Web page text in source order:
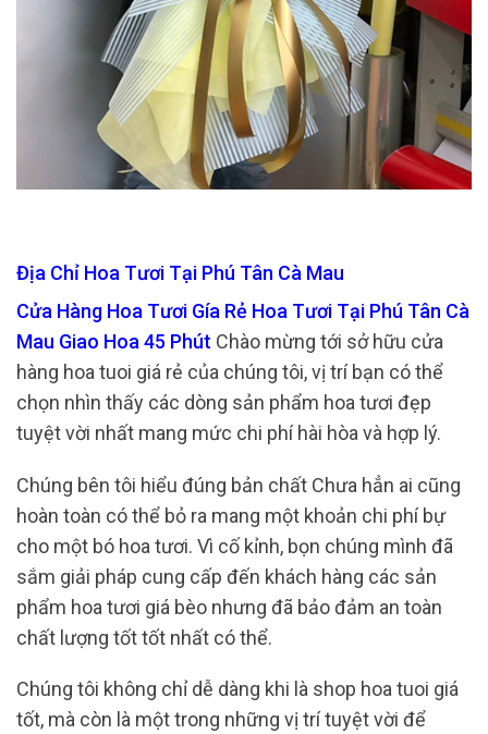
Địa Chỉ Hoa Tươi Tại Phú Tân Cà Mau
Cửa Hàng Hoa Tươi Gía Rẻ Hoa Tươi Tại Phú Tân Cà
Mau Giao Hoa 45 Phút Chào mừng tới sở hữu cửa
hàng hoa tuoi giá rẻ của chúng tôi, vị trí bạn có thể
chọn nhìn thấy các dòng sản phẩm hoa tươi đẹp
tuyệt vời nhất mang mức chi phí hài hòa và hợp lý.
Chúng bên tôi hiểu đúng bản chất Chưa hẳn ai cũng
hoàn toàn có thể bỏ ra mang một khoản chi phí bự
cho một bó hoa tươi. Vì cố kỉnh, bọn chúng mình đã
sắm giải pháp cung cấp đến khách hàng các sản
phẩm hoa tươi giá bèo nhưng đã bảo đảm an toàn
chất lượng tốt tốt nhất có thể.
Chúng tôi không chỉ dễ dàng khi là shop hoa tuoi giá
tốt, mà còn là một trong những vị trí tuyệt vời để